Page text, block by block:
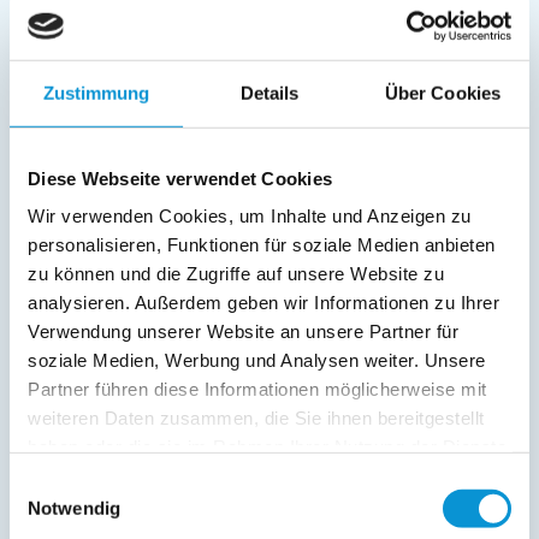
Zustimmung Details Über Cookies
Diese Webseite verwendet Cookies
Wir verwenden Cookies, um Inhalte und Anzeigen zu
personalisieren, Funktionen für soziale Medien anbieten
zu können und die Zugriffe auf unsere Website zu
analysieren. Außerdem geben wir Informationen zu Ihrer
Verwendung unserer Website an unsere Partner für
soziale Medien, Werbung und Analysen weiter. Unsere
Partner führen diese Informationen möglicherweise mit
weiteren Daten zusammen, die Sie ihnen bereitgestellt
Notwendig
Bettwäsche inkl.
Handtücher inkl.
Verpflegung:
Sonstiges:
Holzkohlegrill vorhanden.
Beschreibung
Das ist Ihr traumhaftes Ferienhaus in Ostseebad Wustrow
direkt hinter den Dünen nur 100m vom feinen Sandstrand
Rohrdach, Terrasse, eigenes 500 m² Grundstück.